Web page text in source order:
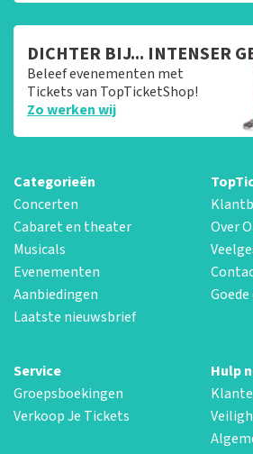
DICHTER BIJ... INTENSER
Beleef evenementen met
Tickets van TopTicketShop!
Zo werken wij
Categorieën
Concerten
Cabaret en theater
Musicals
Evenementen
Aanbiedingen
Laatste nieuwsbrief
Over
Service
Groepsboekingen
Verkoop Je Tickets
Hulp